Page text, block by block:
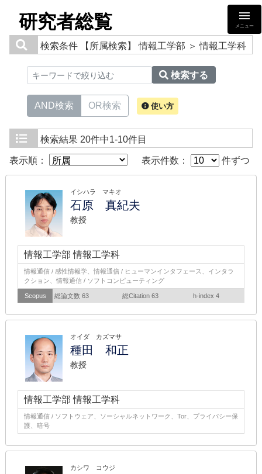
研究者総覧 メニュー
検索条件 【所属検索】 情報工学部 ＞ 情報工学科
検索する
AND検索 OR検索 使い方
検索結果 20件中1-10件目
表示順： 表示件数： 件ずつ
イシハラ マキオ
石原 真紀夫
教授
情報工学部 情報工学科
情報通信 / 感性情報学、情報通信 / ヒューマンインタフェース、インタラ
クション、情報通信 / ソフトコンピューティング
Scopus 総論文数 63 総Citation 63 h-index 4
オイダ カズマサ
種田 和正
教授
情報工学部 情報工学科
情報通信 / ソフトウェア、ソーシャルネットワーク、Tor、プライバシー保
護、暗号
カシワ コウジ